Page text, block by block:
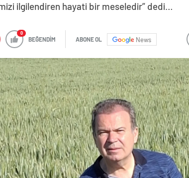
ilgilendiren hayati bir meseledir” dedi…
0
BEĞENDİM ABONE OL News